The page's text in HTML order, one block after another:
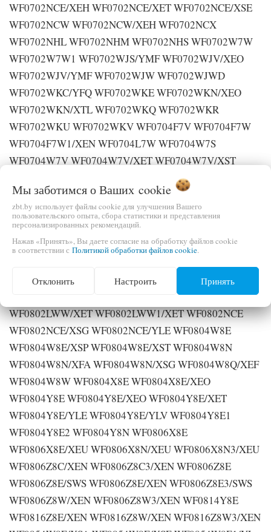
Мы заботимся о Ваших cookie
zbt.by использует файлы cookie для улучшения Вашего
пользовательского опыта, сбора статистики и представления
персонализированных рекомендаций.
Нажав «Принять», Вы даете согласие на обработку файлов cookie
в соответствии с Политикой обработки файлов cookie.
Отклонить Настроить Принять